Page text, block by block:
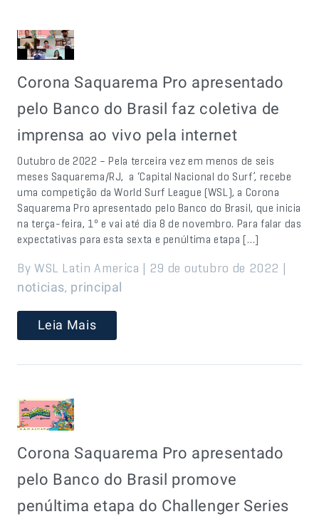
Corona Saquarema Pro apresentado
pelo Banco do Brasil faz coletiva de
imprensa ao vivo pela internet
Outubro de 2022 – Pela terceira vez em menos de seis
meses Saquarema/RJ, a ‘Capital Nacional do Surf’, recebe
uma competição da World Surf League (WSL), a Corona
Saquarema Pro apresentado pelo Banco do Brasil, que inicia
na terça-feira, 1º e vai até dia 8 de novembro. Para falar das
expectativas para esta sexta e penúltima etapa […]
By WSL Latin America | 29 de outubro de 2022 |
noticias, principal
Leia Mais
Corona Saquarema Pro apresentado
pelo Banco do Brasil promove
penúltima etapa do Challenger Series